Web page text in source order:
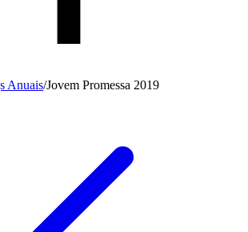
Anuais/Jovem Promessa 2019